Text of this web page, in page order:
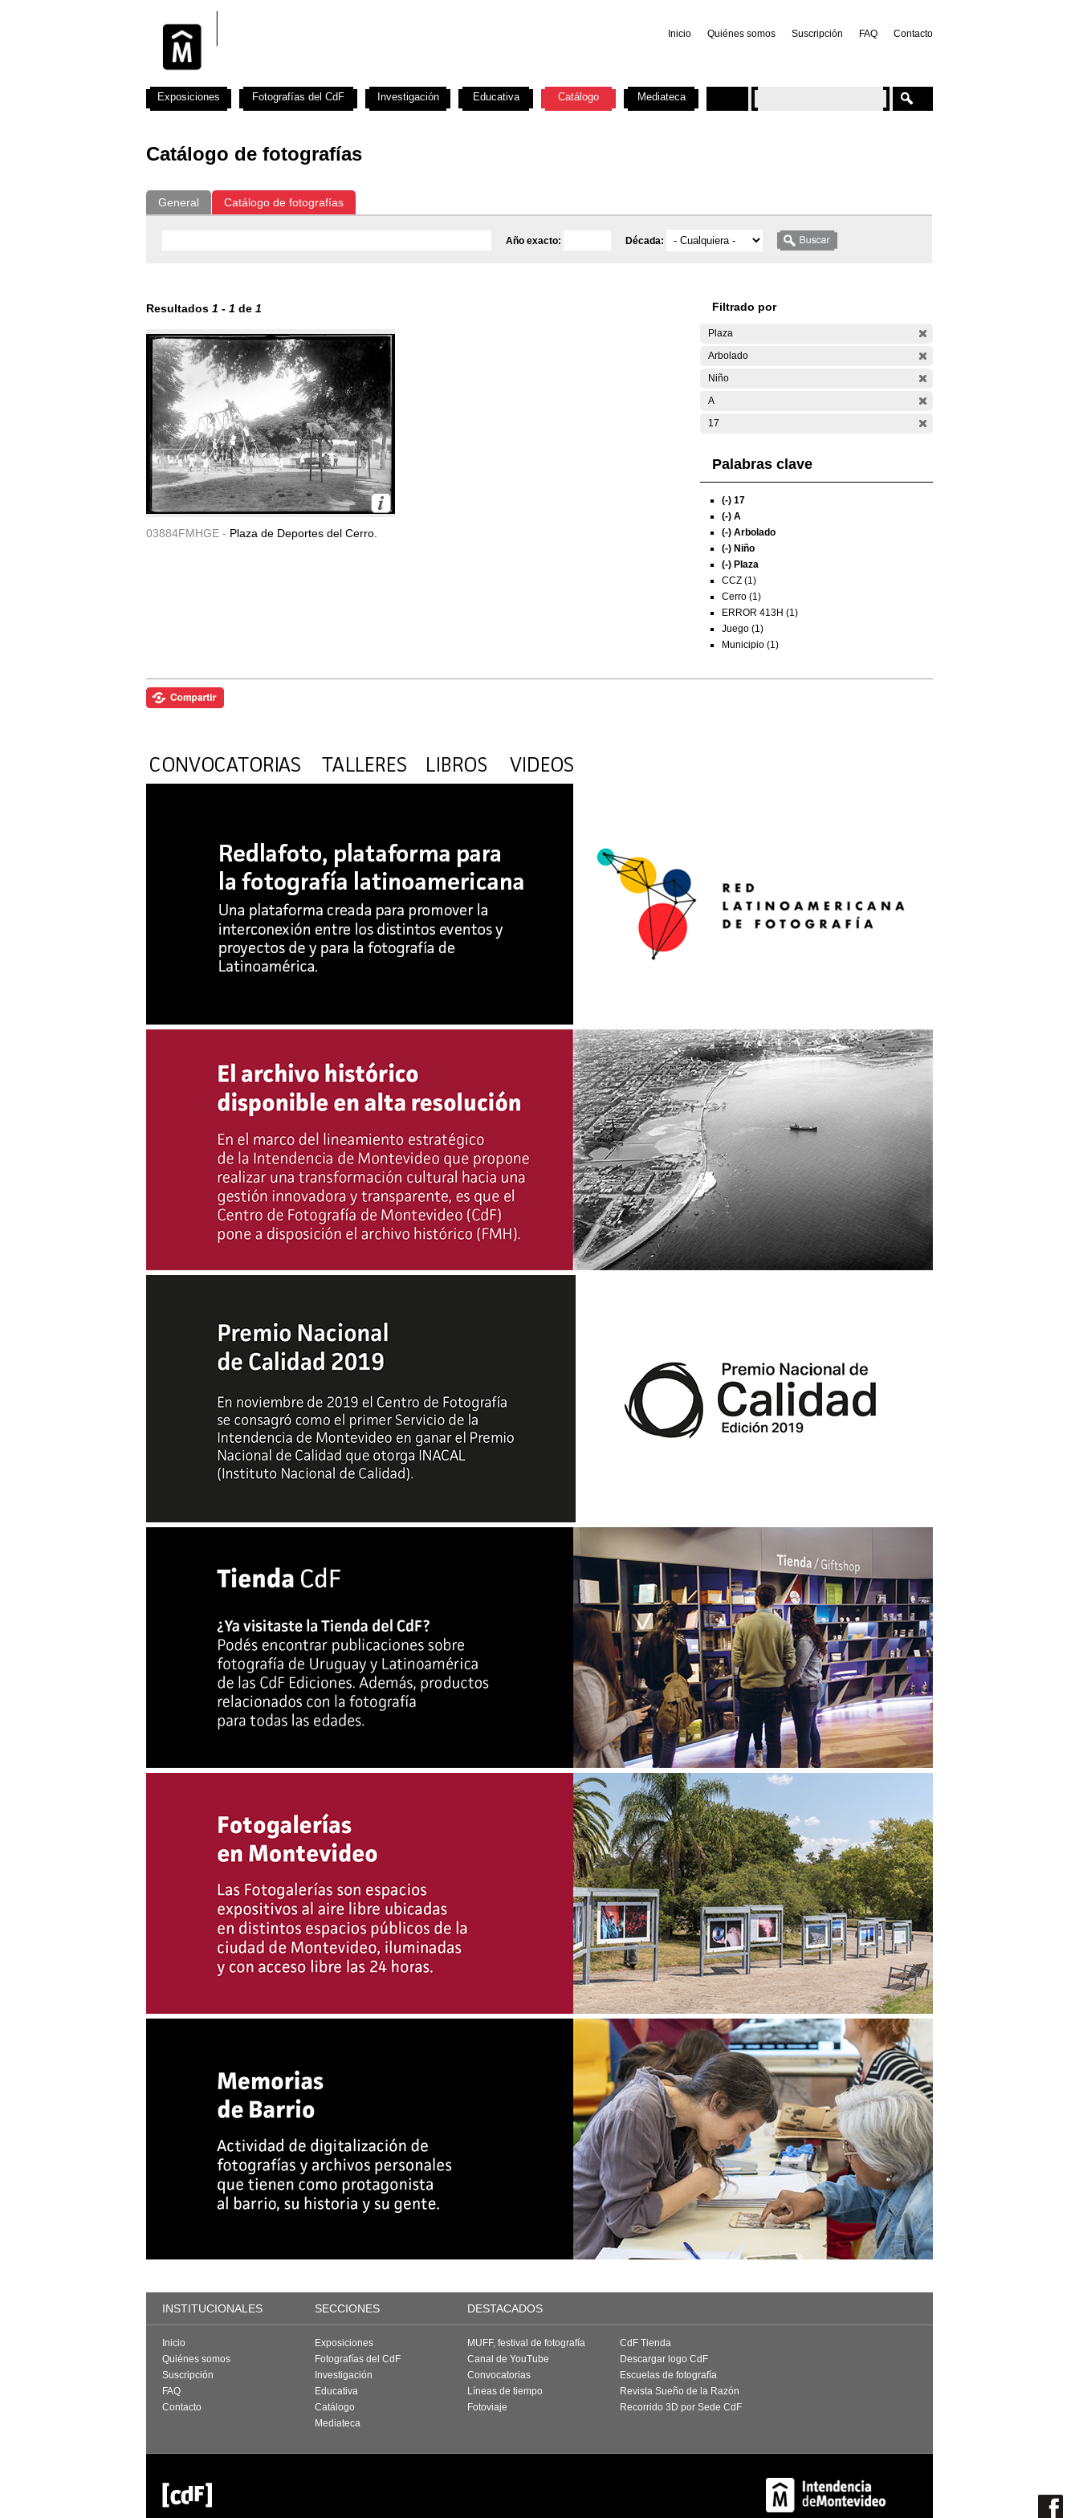
Inicio Quiénes somos Suscripción FAQ Contacto
Catálogo de fotografías
General Catálogo de fotografías
Año exacto: Década:
Resultados 1 - 1 de 1
03884FMHGE - Plaza de Deportes del Cerro.
Filtrado por
Plaza
Arbolado
Niño
A
17
Palabras clave
(-) 17
(-) A
(-) Arbolado
(-) Niño
(-) Plaza
CCZ (1)
Cerro (1)
ERROR 413H (1)
Juego (1)
Municipio (1)
Exposiciones Fotografías del CdF Investigación Educativa Catálogo Mediateca
INSTITUCIONALES SECCIONES DESTACADOS
Inicio
Quiénes somos
Suscripción
FAQ
Contacto
Exposiciones
Fotografías del CdF
Investigación
Educativa
Catálogo
Mediateca
MUFF, festival de fotografía
Canal de YouTube
Convocatorias
Líneas de tiempo
Fotoviaje
CdF Tienda
Descargar logo CdF
Escuelas de fotografía
Revista Sueño de la Razón
Recorrido 3D por Sede CdF